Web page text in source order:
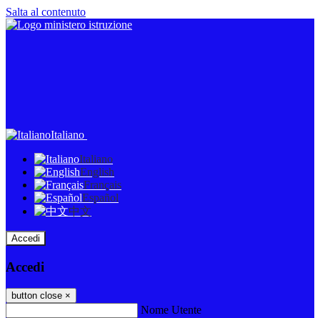
Salta al contenuto
Italiano
Italiano
English
Français
Español
中文
Accedi
Accedi
button close ×
Nome Utente